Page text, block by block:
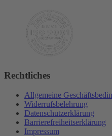
Rechtliches
Allgemeine
Widerrufsbelehrung
Datenschutzerklärung
Barrierefreiheitserklärung
Impressum